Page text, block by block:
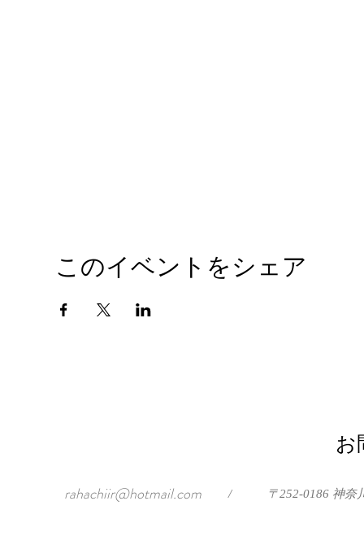
このイベントをシェア
お
rahachiir@hotmail.com / 〒252-0186 神奈